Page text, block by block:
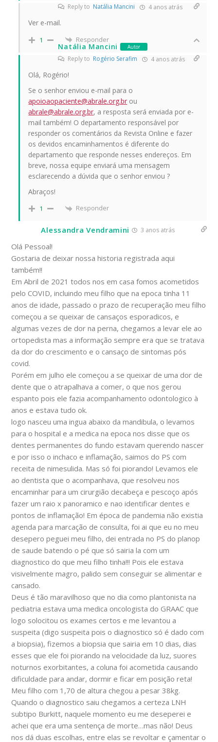
Reply to Natália Mancini 4 anos atrás
Ver e-mail.
1 Responder
Natália Mancini Autor
Reply to Rogério Serafim 4 anos atrás
Olá, Rogério!
Se o senhor enviou e-mail para o
apoioaopaciente@abrale.org.br ou
abrale@abrale.org.br, a resposta será enviada por e-
mail também! O departamento responsável por
responder os comentários da Revista Online e fazer
os devidos encaminhamentos é diferente do
departamento que responde nesses endereços. Em
breve, nossa equipe enviará uma mensagem
esclarecendo a dúvida que o senhor enviou ?
Abraços!
1 Responder
Alessandra Vendramini 3 anos atrás
Olá Pessoal!
Gostaria de deixar nossa historia registrada aqui
também!!
Em Abril de 2021 todos nos em casa fomos acometidos
pelo COVID, incluindo meu filho que na epoca tinha 11
anos de idade, passado o prazo de recuperação meu filho
começou a se queixar de cansaços esporadicos, e
algumas vezes de dor na perna, chegamos a levar ele ao
ortopedista mas a informação sempre era que se tratava
da dor do crescimento e o cansaço de sintomas pós
covid.
Porém em julho ele começou a se queixar de uma dor de
dente que o atrapalhava a comer, o que nos gerou
espanto pois ele fazia acompanhamento odontologico à
anos e estava tudo ok.
logo nasceu uma ingua abaixo da mandibula, o levamos
para o hospital e a medica na epoca nos disse que os
dentes permanentes do fundo estavam querendo nascer
e por isso o inchaco e inflamação, saimos do PS com
receita de nimesulida. Mas só foi piorando! Levamos ele
ao dentista que o acompanhava, que resolveu nos
encaminhar para um cirurgião decabeça e pescoço após
fazer um raio x panoramico e nao identificar dentes e
pontos de inflamação! Em época de pandemia não existia
agenda para marcação de consulta, foi ai que eu no meu
desepero peguei meu filho, dei entrada no PS do planop
de saude batendo o pé que só sairia la com um
diagnostico do que meu filho tinha!!! Pois ele estava
visivelmente magro, palido sem conseguir se alimentar e
cansado.
Deus é tão maravilhoso que no dia como plantonista na
pediatria estava uma medica oncologista do GRAAC que
logo solocitou os exames certos e me levantou a
suspeita (digo suspeita pois o diagnostico só é dado com
a biopsia), fizemos a biopsia que sairia em 10 dias, dias
esses que ele foi piorando na velocidade da luz, suores
noturnos exorbitantes, a coluna foi acometida causando
dificuldade para andar, dormir e ficar em posição reta!
Meu filho com 1,70 de altura chegou a pesar 38kg.
Quando o diagnostico saiu chegamos a certeza LNH
subtipo Burkitt, naquele momento eu me deseperei e
achei que era uma sentença de morte…mas não! Deus
nos dá duas escolhas, entre elas se revoltar e çamentar o